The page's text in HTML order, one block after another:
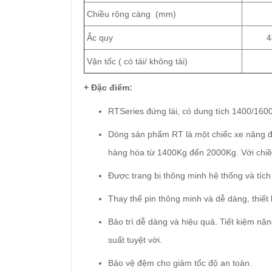
Chiều rộng càng (mm)
Ắc quy
Vận tốc ( có tải/ không tải)
+ Đặc điểm:
RTSeries đứng lái, có dung tích 1400/
Dòng sản phẩm RT là một chiếc xe nâng
hàng hóa từ 1400Kg đến 2000Kg. Với
Được trang bị thông minh hệ thống và
Thay thế pin thông minh và dễ dàng,
Bảo trì dễ dàng và hiệu quả. Tiết kiệm
suất tuyệt vời.
Bảo vệ đệm cho giảm tốc độ an toàn.